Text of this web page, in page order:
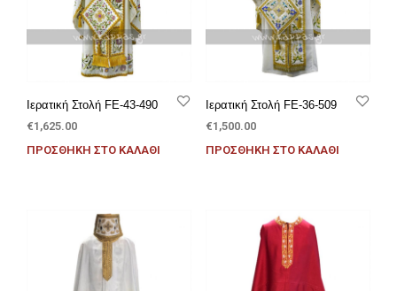
Ιερατική Στολή FE-43-490
€1,625.00
ΠΡΟΣΘΉΚΗ ΣΤΟ ΚΑΛΆΘΙ
Ιερατική Στολή FE-36-509
€1,500.00
ΠΡΟΣΘΉΚΗ ΣΤΟ ΚΑΛΆΘΙ